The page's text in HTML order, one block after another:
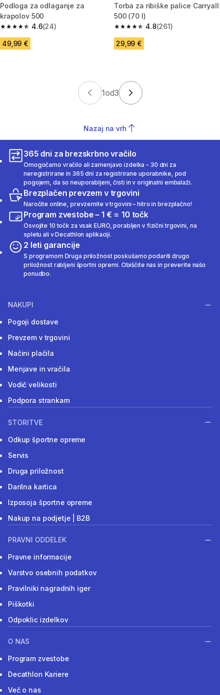
Podloga za odlaganje za
krapolov 500
4.6
4.6 od 5 zvezdic from 24 ocene
(24)
49,99 €
Torba za ribiške palice Carryall
500 (70 l)
4.8
4.8 od 5 zvezdic from 261
(261)
29,99 €
1od3
Nazaj na vrh
365 dni za brezskrbno vračilo
Omogočamo vračilo ali zamenjavo izdelka – 30 dni za
neregistrirane in 365 dni za registrirane uporabnike, pod
pogojem, da so neuporabljeni, čisti in v originalni embalaži.
Brezplačen prevzem v trgovini
Naročite online, prevzemite v trgovini – hitro in brezplačno!
Program zvestobe – 1 € = 10 točk
Osvojite 10 točk za vsak EURO, porabljen v fizični trgovini, na
spletu ali v Decathlon aplikaciji.
2 leti garancije
S programom Druga priložnost poskušamo podariti drugo
priložnost rabljeni športni opremi. Obiščite nas in preverite našo
ponudbo.
NAKUPI
Pogoji dostave
Prevzem v trgovini
Načini plačila
Menjave in vračila
Vodič velikosti
Podpora strankam
STORITVE
Odkup športne opreme
Servis
Druga priložnost
Darilna kartica
Izposoja športne opreme
Nakup na podjetje | B2B
PRAVNI ODDELEK
Pravne informacije
Varstvo osebnih podatkov
Pravilniki nagradnih iger
Piškotki
Odpoklic izdelkov
O NAS
Program zvestobe
Decathlon Kariere
Več o nas